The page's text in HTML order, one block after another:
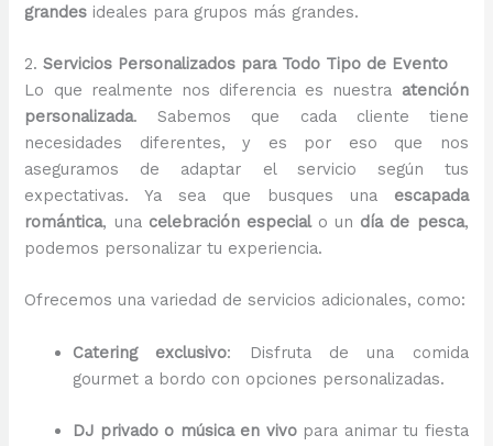
grandes ideales para grupos más grandes.
2.Servicios Personalizados para Todo Tipo de Evento
Lo que realmente nos diferencia es nuestra atención
personalizada. Sabemos que cada cliente tiene
necesidades diferentes, y es por eso que nos
aseguramos de adaptar el servicio según tus
expectativas. Ya sea que busques una escapada
romántica, una celebración especialo un día de pesca,
podemos personalizar tu experiencia.
Ofrecemos una variedad de servicios adicionales, como:
Catering exclusivo: Disfruta de una comida
gourmet a bordo con opciones personalizadas.
DJ privado o música en vivopara animar tu fiesta